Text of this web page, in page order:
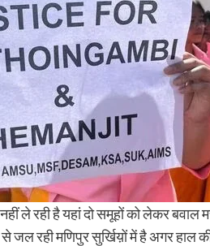
ले रही है यहां दो समूहों को लेकर
रही मणिपुर सुर्खिय़ों में है अगर हाल की